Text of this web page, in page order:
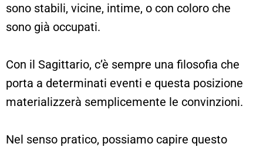
sono stabili, vicine, intime, o con coloro che
sono già occupati.
Con il Sagittario, c’è sempre una filosofia che
porta a determinati eventi e questa posizione
materializzerà semplicemente le convinzioni.
Nel senso pratico, possiamo capire questo